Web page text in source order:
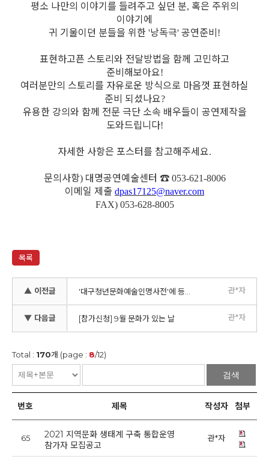
평소 나만의 이야기를 들려주고 싶던 분, 혹은 주위의
이야기에
귀 기울이던 분들을 위한 '낭독극' 공연준비 !
표현하고픈 스토리와 전달방법을 함께 고민하고
준비해보아요!
여러분만의 스토리를 자유로운 방식으로 마음껏 표현하실
준비 되셨나요?
유용한 강의와 함께 전문 극단 소속 배우들이 공연제작을
도와드립니다!
자세한 사항은 포스터를 참고해주세요.
문의사항) 대명공연예술센터 ☎ 053-621-8006
이메일 제출 dpas17125@naver.com
FAX) 053-628-8005
목록
▲ 이전글 관*자
▼ 다음글 [참가신청] 9월 문화가 있는 날 관*자
Total : 170개 (page : 8/12)
검색
번호 제목 작성자 첨부
65
2021 지역문화 생태계 구축 통합운영
참가자 모집공고
관*자